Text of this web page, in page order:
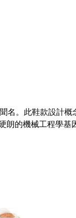
名。此鞋款設計概
朗的機械工程學基